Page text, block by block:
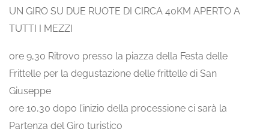
UN GIRO SU DUE RUOTE DI CIRCA 40KM APERTO A
TUTTI I MEZZI
ore 9,30 Ritrovo presso la piazza della Festa delle
Frittelle per la degustazione delle frittelle di San
Giuseppe
ore 10,30 dopo l’inizio della processione ci sarà la
Partenza del Giro turistico